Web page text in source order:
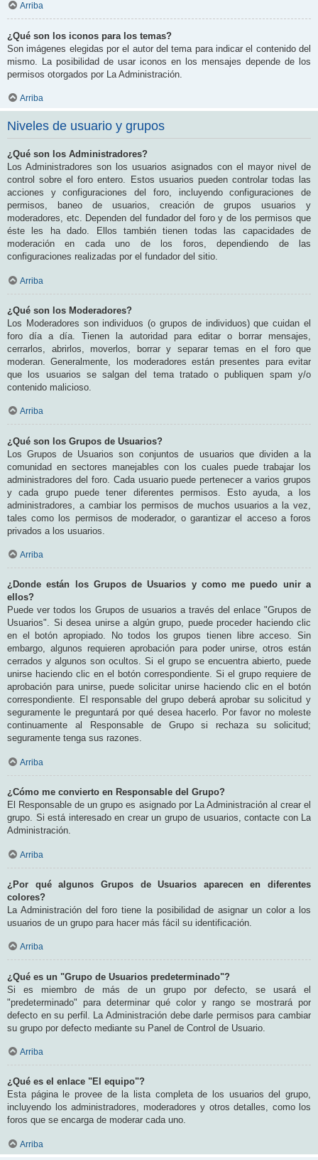
Arriba
¿Qué son los iconos para los temas?
Son imágenes elegidas por el autor del tema para indicar el contenido del
mismo. La posibilidad de usar iconos en los mensajes depende de los
permisos otorgados por La Administración.
Arriba
Niveles de usuario y grupos
¿Qué son los Administradores?
Los Administradores son los usuarios asignados con el mayor nivel de
control sobre el foro entero. Estos usuarios pueden controlar todas las
acciones y configuraciones del foro, incluyendo configuraciones de
permisos, baneo de usuarios, creación de grupos usuarios y
moderadores, etc. Dependen del fundador del foro y de los permisos que
éste les ha dado. Ellos también tienen todas las capacidades de
moderación en cada uno de los foros, dependiendo de las
configuraciones realizadas por el fundador del sitio.
Arriba
¿Qué son los Moderadores?
Los Moderadores son individuos (o grupos de individuos) que cuidan el
foro día a día. Tienen la autoridad para editar o borrar mensajes,
cerrarlos, abrirlos, moverlos, borrar y separar temas en el foro que
moderan. Generalmente, los moderadores están presentes para evitar
que los usuarios se salgan del tema tratado o publiquen spam y/o
contenido malicioso.
Arriba
¿Qué son los Grupos de Usuarios?
Los Grupos de Usuarios son conjuntos de usuarios que dividen a la
comunidad en sectores manejables con los cuales puede trabajar los
administradores del foro. Cada usuario puede pertenecer a varios grupos
y cada grupo puede tener diferentes permisos. Esto ayuda, a los
administradores, a cambiar los permisos de muchos usuarios a la vez,
tales como los permisos de moderador, o garantizar el acceso a foros
privados a los usuarios.
Arriba
¿Donde están los Grupos de Usuarios y como me puedo unir a
ellos?
Puede ver todos los Grupos de usuarios a través del enlace "Grupos de
Usuarios". Si desea unirse a algún grupo, puede proceder haciendo clic
en el botón apropiado. No todos los grupos tienen libre acceso. Sin
embargo, algunos requieren aprobación para poder unirse, otros están
cerrados y algunos son ocultos. Si el grupo se encuentra abierto, puede
unirse haciendo clic en el botón correspondiente. Si el grupo requiere de
aprobación para unirse, puede solicitar unirse haciendo clic en el botón
correspondiente. El responsable del grupo deberá aprobar su solicitud y
seguramente le preguntará por qué desea hacerlo. Por favor no moleste
continuamente al Responsable de Grupo si rechaza su solicitud;
seguramente tenga sus razones.
Arriba
¿Cómo me convierto en Responsable del Grupo?
El Responsable de un grupo es asignado por La Administración al crear el
grupo. Si está interesado en crear un grupo de usuarios, contacte con La
Administración.
Arriba
¿Por qué algunos Grupos de Usuarios aparecen en diferentes
colores?
La Administración del foro tiene la posibilidad de asignar un color a los
usuarios de un grupo para hacer más fácil su identificación.
Arriba
¿Qué es un "Grupo de Usuarios predeterminado"?
Si es miembro de más de un grupo por defecto, se usará el
"predeterminado" para determinar qué color y rango se mostrará por
defecto en su perfil. La Administración debe darle permisos para cambiar
su grupo por defecto mediante su Panel de Control de Usuario.
Arriba
¿Qué es el enlace "El equipo"?
Esta página le provee de la lista completa de los usuarios del grupo,
incluyendo los administradores, moderadores y otros detalles, como los
foros que se encarga de moderar cada uno.
Arriba